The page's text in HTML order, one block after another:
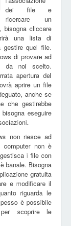
dei file e
ricercare un
bisogna cliccare
una lista di
gestire quel file.
di provare ad
da noi scelto.
apertura del
aprire un file
anche se
che gestirebbe
eseguire
non riesce ad
computer non è
i file con
banale. Bisogna
gratuita
e modificare il
riguarda le
è possibile
per scoprire le